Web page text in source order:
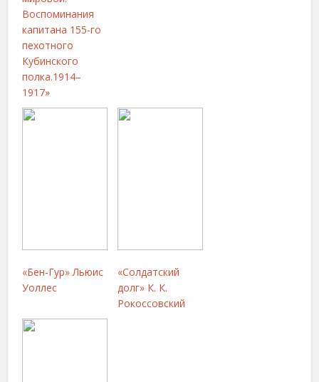
Воспоминания
капитана 155-го
пехотного
Кубинского
полка.1914–
1917»
«Бен-Гур» Льюис
Уоллес
«Солдатский
долг» К. К.
Рокоссовский